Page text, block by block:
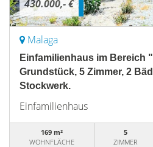
430.000,- €
Malaga
Einfamilienhaus im Bereich
Grundstück, 5 Zimmer, 2
Stockwerk.
Einfamilienhaus
169 m²
WOHNFLÄCHE
5
ZIMMER